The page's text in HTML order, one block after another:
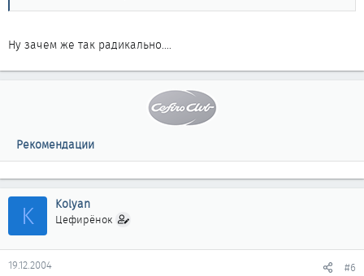
Ну зачем же так радикально....
Рекомендации
K Kolyan
Цефирёнок
19.12.2004 #6